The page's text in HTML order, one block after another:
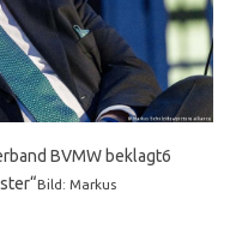
BVMW beklagt6
Bild: Markus